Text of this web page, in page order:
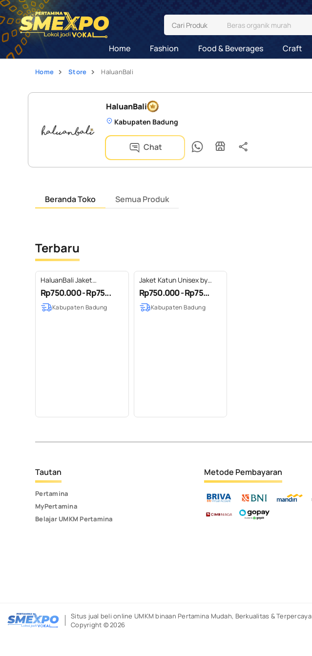
Cari Produk
Home Fashion Food & Beverages Craft
Home Store HaluanBali
HaluanBali
Kabupaten Badung
Chat
Beranda Toko Semua Produk
Terbaru
HaluanBali Jaket
Pelindung Diri Wanita |
Jaket Bomber Full Print |
Series Pop Art Indonesia
Rp750.000 - Rp75...
Kabupaten Badung
Jaket Katun Unisex by
HaluanBali - Series
Indonesia
Rp750.000 - Rp75...
Kabupaten Badung
Tautan
Pertamina
MyPertamina
Belajar UMKM Pertamina
Metode Pembayaran
Situs jual beli online UMKM binaan Pertamina Mudah, Berkualitas & Terpercaya
Copyright © 2026